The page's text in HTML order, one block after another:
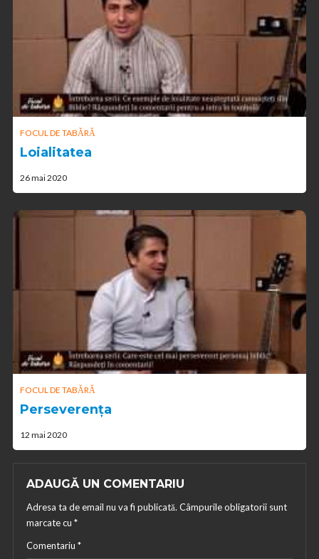
FOCUL DE TABĂRĂ
Loialitatea
26 mai 2020
FOCUL DE TABĂRĂ
Perseverența
12 mai 2020
ADAUGĂ UN COMENTARIU
Adresa ta de email nu va fi publicată. Câmpurile obligatorii sunt
marcate cu *
Comentariu *